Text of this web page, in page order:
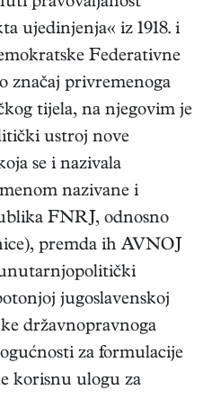
ujedinjenja« iz 1918. i
Federativne
značaj privremenoga
tijela, na njegovim je
ustroj nove
se i nazivala
nazivane i
FNRJ, odnosno
premda ih AVNOJ
jugoslavenskoj
državnopravnoga
za formulacije
korisnu ulogu za